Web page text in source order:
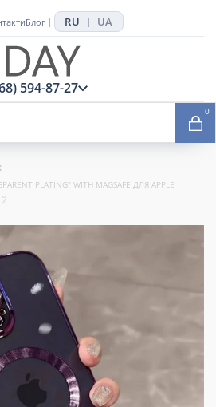
Блог | RU | UA
594-87-27
0
PLATING" WITH MAGSAFE ДЛЯ APPLE